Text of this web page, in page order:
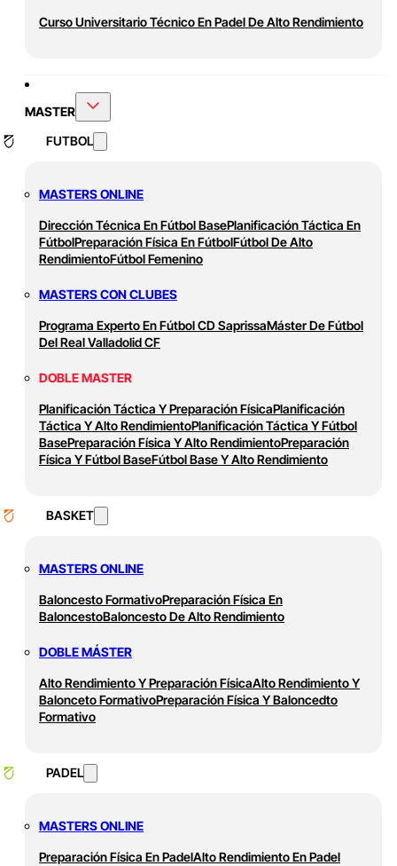
Curso Universitario Técnico En Padel De Alto Rendimiento
MASTER
FUTBOL
MASTERS ONLINE
Dirección Técnica En Fútbol BasePlanificación Táctica En
FútbolPreparación Física En FútbolFútbol De Alto
RendimientoFútbol Femenino
MASTERS CON CLUBES
Programa Experto En Fútbol CD SaprissaMáster De Fútbol
Del Real Valladolid CF
DOBLE MASTER
Planificación Táctica Y Preparación FísicaPlanificación
Táctica Y Alto RendimientoPlanificación Táctica Y Fútbol
BasePreparación Física Y Alto RendimientoPreparación
Física Y Fútbol BaseFútbol Base Y Alto Rendimiento
BASKET
MASTERS ONLINE
Baloncesto FormativoPreparación Física En
BaloncestoBaloncesto De Alto Rendimiento
DOBLE MÁSTER
Alto Rendimiento Y Preparación FísicaAlto Rendimiento Y
Balonceto FormativoPreparación Física Y Baloncedto
Formativo
PADEL
MASTERS ONLINE
Preparación Física En PadelAlto Rendimiento En Padel